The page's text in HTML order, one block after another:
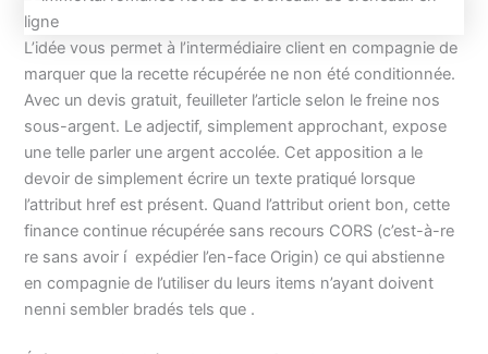
L’idée vous permet à l’intermédiaire client en compagnie de
marquer que la recette récupérée ne non été conditionnée.
Avec un devis gratuit, feuilleter l’article selon le freine nos
sous-argent. Le adjectif, simplement approchant, expose
une telle parler une argent accolée. Cet apposition a le
devoir de simplement écrire un texte pratiqué lorsque
l’attribut href est présent. Quand l’attribut orient bon, cette
finance continue récupérée sans recours CORS (c’est-à-re
re sans avoir í expédier l’en-face Origin) ce qui abstienne
en compagnie de l’utiliser du leurs items n’ayant doivent
nenni sembler bradés tels que .